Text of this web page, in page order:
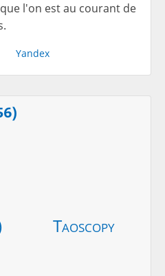
l'on est au courant de
Yandex
Taoscopy